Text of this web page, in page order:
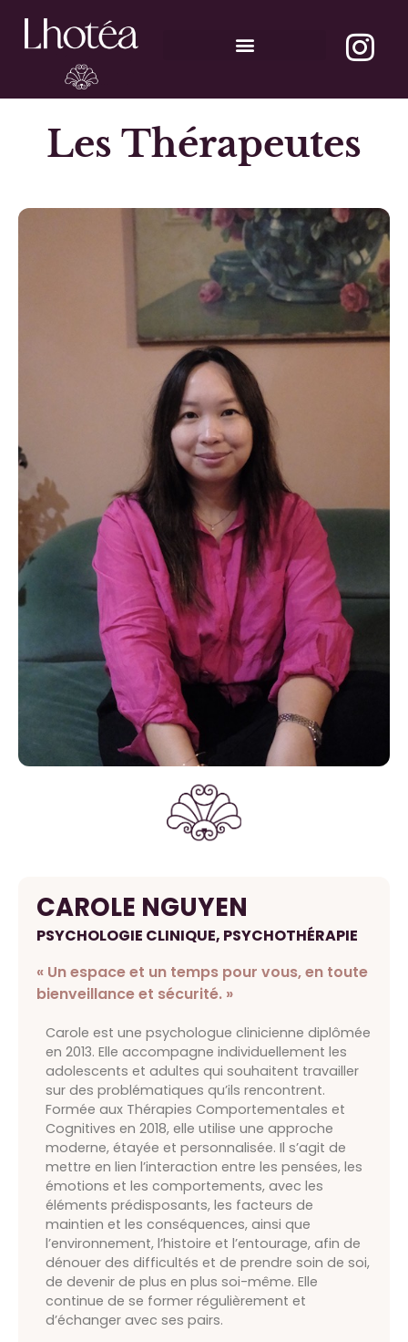
Les Thérapeutes
CAROLE NGUYEN
PSYCHOLOGIE CLINIQUE, PSYCHOTHÉRAPIE
« Un espace et un temps pour vous, en toute
bienveillance et sécurité. »
Carole est une psychologue clinicienne diplômée
en 2013. Elle accompagne individuellement les
adolescents et adultes qui souhaitent travailler
sur des problématiques qu’ils rencontrent.
Formée aux Thérapies Comportementales et
Cognitives en 2018, elle utilise une approche
moderne, étayée et personnalisée. Il s’agit de
mettre en lien l’interaction entre les pensées, les
émotions et les comportements, avec les
éléments prédisposants, les facteurs de
maintien et les conséquences, ainsi que
l’environnement, l’histoire et l’entourage, afin de
dénouer des difficultés et de prendre soin de soi,
de devenir de plus en plus soi-même. Elle
continue de se former régulièrement et
d’échanger avec ses pairs.